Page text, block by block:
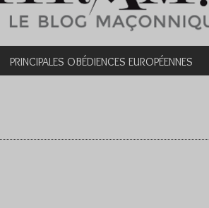
PRINCIPALES OBÉDIENCES EUROPÉENNES